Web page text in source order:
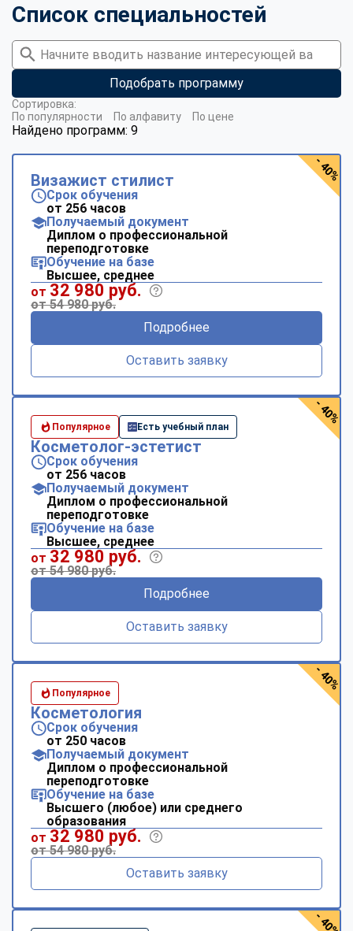
Список специальностей
Подобрать программу
Найдено программ: 9
Сортировка:
По популярности
По алфавиту По цене
Визажист стилист
Срок обучения
от 256 часов
Получаемый документ
Диплом о профессиональной
переподготовке
Обучение на базе
Высшее, среднее
от 32 980 руб.
от 54 980 руб.
Подробнее
Оставить заявку
- 40%
Популярное Есть учебный план
Косметолог-эстетист
Срок обучения
от 256 часов
Получаемый документ
Диплом о профессиональной
переподготовке
Обучение на базе
Высшее, среднее
от 32 980 руб.
от 54 980 руб.
Подробнее
Оставить заявку
- 40%
Популярное
Косметология
Срок обучения
от 250 часов
Получаемый документ
Диплом о профессиональной
переподготовке
Обучение на базе
Высшего (любое) или среднего
образования
от 32 980 руб.
от 54 980 руб.
Оставить заявку
- 40%
- 40%